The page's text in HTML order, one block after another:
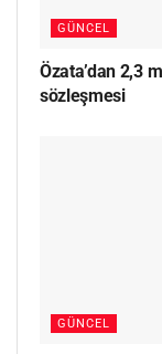
GÜNCEL
Özata’dan 2,3
sözleşmesi
GÜNCEL